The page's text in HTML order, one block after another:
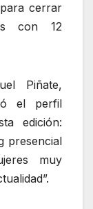
cerrar
con 12
Piñate,
el perfil
edición:
presencial
muy